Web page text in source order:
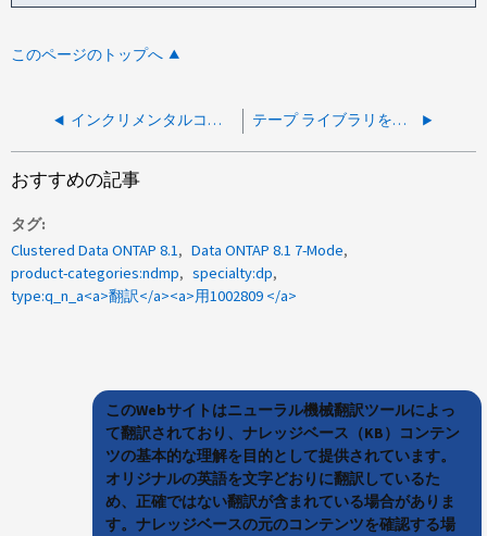
このページのトップへ
インクリメンタルコピーのレベル1～9の違い テープ ライブラリを追加するときは、どのFCスイッチ ゾーニング設定を使用しますか？
おすすめの記事
タグ
Clustered Data ONTAP 8.1
Data ONTAP 8.1 7-Mode
product-categories:ndmp
specialty:dp
type:q_n_a<a>翻訳</a><a>用1002809 </a>
このWebサイトはニューラル機械翻訳ツールによっ
て翻訳されており、ナレッジベース（KB）コンテン
ツの基本的な理解を目的として提供されています。
オリジナルの英語を文字どおりに翻訳しているた
め、正確ではない翻訳が含まれている場合がありま
す。ナレッジベースの元のコンテンツを確認する場